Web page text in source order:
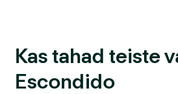
Kas tahad teiste
Escondido